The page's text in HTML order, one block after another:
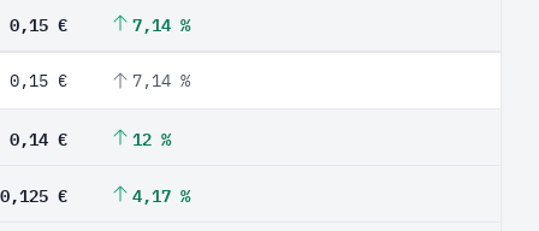
0,15 € 7,14 %
0,15 € 7,14 %
0,14 € 12 %
0,125 € 4,17 %